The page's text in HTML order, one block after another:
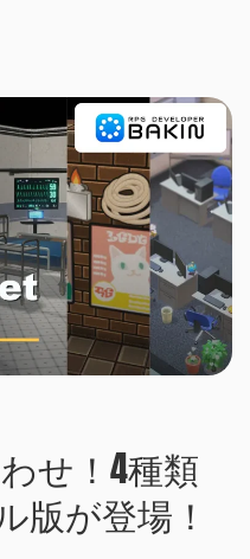
せ！4種類
版が登場！